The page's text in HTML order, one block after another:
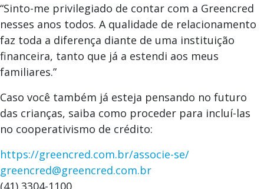
“Sinto-me privilegiado de contar com a Greencred
nesses anos todos. A qualidade de relacionamento
faz toda a diferença diante de uma instituição
financeira, tanto que já a estendi aos meus
familiares.”
Caso você também já esteja pensando no futuro
das crianças, saiba como proceder para incluí-las
no cooperativismo de crédito:
https://greencred.com.br/associe-se/
greencred@greencred.com.br
(41) 3304-1100